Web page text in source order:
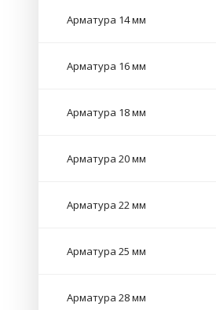
Арматура 14 мм
Арматура 16 мм
Арматура 18 мм
Арматура 20 мм
Арматура 22 мм
Арматура 25 мм
Арматура 28 мм